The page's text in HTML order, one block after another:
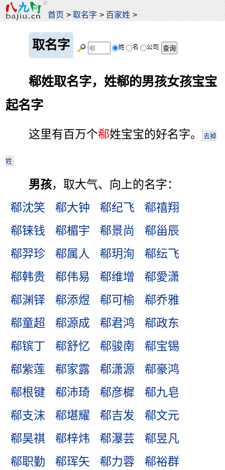
首页 >取名字 > 百家姓 >
取名字 姓 名 公司
郗姓取名字，姓郗的男孩女孩宝宝
起名字
这里有百万个郗姓宝宝的好名字。 去掉
姓
男孩，取大气、向上的名字：
郗沈笑
郗大钟 郗纪飞
郗禧翔
郗铼钱
郗楣宇 郗景尚
郗甾辰
郗羿珍
郗属人 郗玥洵
郗纭飞
郗韩贵
郗伟易 郗维增
郗愛潇
郗渊铎
郗添煜 郗可榆
郗乔雅
郗童超
郗源成 郗君鸿
郗政东
郗镔丁
郗舒忆 郗骏南
郗宝锡
郗紫莲
郗家露 郗潇源
郗豪鸿
郗根键
郗沛琦 郗彦樨
郗九皂
郗支沫
郗堪耀 郗吉发
郗文元
郗昊祺
郗梓炜 郗瀑芸
郗昱凡
郗职勤
郗珲矢 郗力蓉
郗裕群